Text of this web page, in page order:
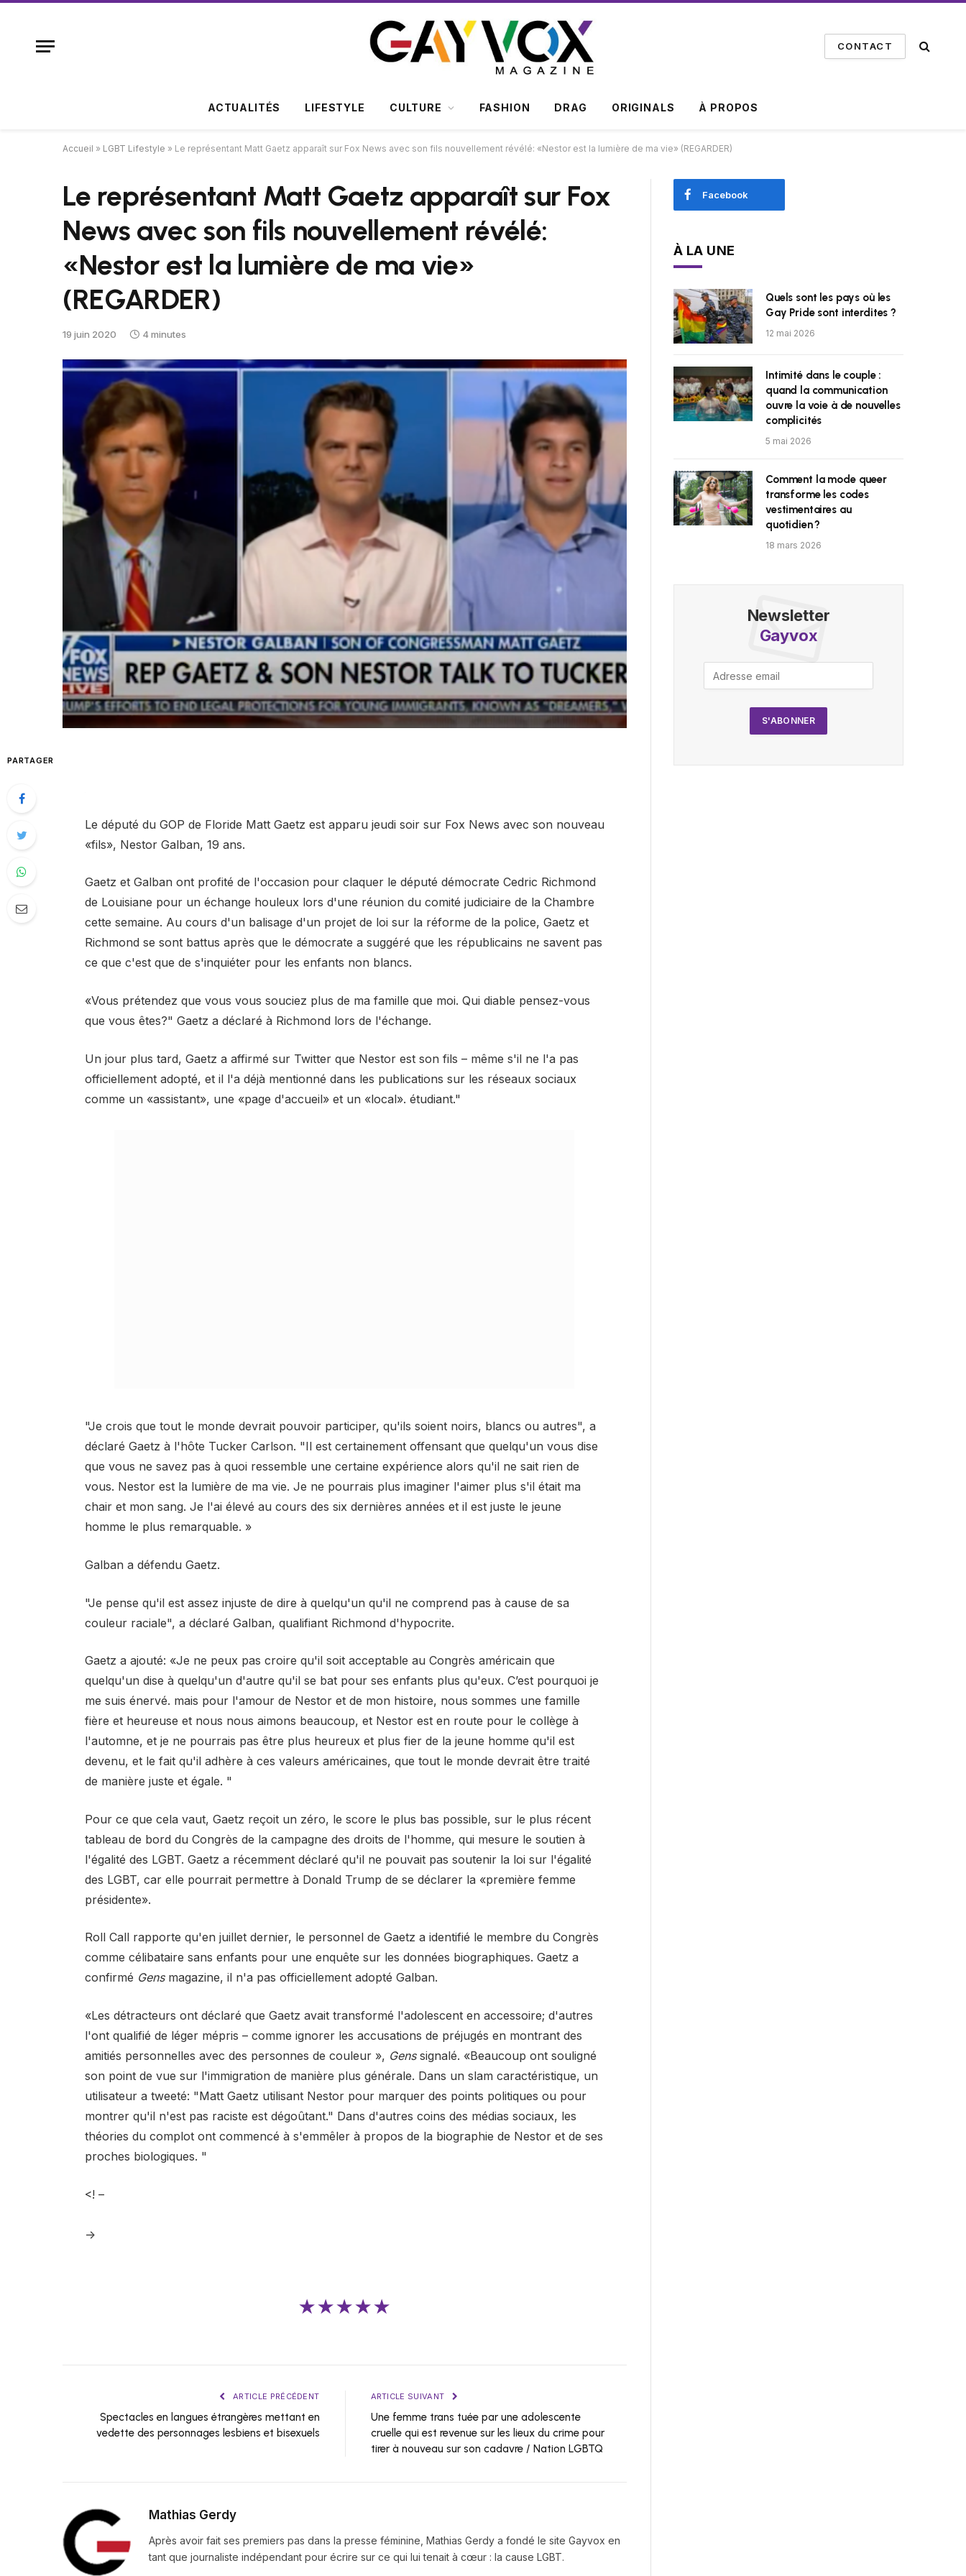
CONTACT
ACTUALITÉS LIFESTYLE CULTURE FASHION DRAG ORIGINALS À PROPOS
Accueil » LGBT Lifestyle » Le représentant Matt Gaetz apparaît sur Fox News avec son fils nouvellement révélé: «Nestor est la lumière de ma vie» (REGARDER)
Le représentant Matt Gaetz apparaît sur Fox
News avec son fils nouvellement révélé:
«Nestor est la lumière de ma vie»
(REGARDER)
19 juin 2020 4 minutes
PARTAGER
Le député du GOP de Floride Matt Gaetz est apparu jeudi soir sur Fox News avec son nouveau
«fils», Nestor Galban, 19 ans.
Gaetz et Galban ont profité de l'occasion pour claquer le député démocrate Cedric Richmond
de Louisiane pour un échange houleux lors d'une réunion du comité judiciaire de la Chambre
cette semaine. Au cours d'un balisage d'un projet de loi sur la réforme de la police, Gaetz et
Richmond se sont battus après que le démocrate a suggéré que les républicains ne savent pas
ce que c'est que de s'inquiéter pour les enfants non blancs.
«Vous prétendez que vous vous souciez plus de ma famille que moi. Qui diable pensez-vous
que vous êtes?" Gaetz a déclaré à Richmond lors de l'échange.
Un jour plus tard, Gaetz a affirmé sur Twitter que Nestor est son fils – même s'il ne l'a pas
officiellement adopté, et il l'a déjà mentionné dans les publications sur les réseaux sociaux
comme un «assistant», une «page d'accueil» et un «local». étudiant."
"Je crois que tout le monde devrait pouvoir participer, qu'ils soient noirs, blancs ou autres", a
déclaré Gaetz à l'hôte Tucker Carlson. "Il est certainement offensant que quelqu'un vous dise
que vous ne savez pas à quoi ressemble une certaine expérience alors qu'il ne sait rien de
vous. Nestor est la lumière de ma vie. Je ne pourrais plus imaginer l'aimer plus s'il était ma
chair et mon sang. Je l'ai élevé au cours des six dernières années et il est juste le jeune
homme le plus remarquable. »
Galban a défendu Gaetz.
"Je pense qu'il est assez injuste de dire à quelqu'un qu'il ne comprend pas à cause de sa
couleur raciale", a déclaré Galban, qualifiant Richmond d'hypocrite.
Gaetz a ajouté: «Je ne peux pas croire qu'il soit acceptable au Congrès américain que
quelqu'un dise à quelqu'un d'autre qu'il se bat pour ses enfants plus qu'eux. C’est pourquoi je
me suis énervé. mais pour l'amour de Nestor et de mon histoire, nous sommes une famille
fière et heureuse et nous nous aimons beaucoup, et Nestor est en route pour le collège à
l'automne, et je ne pourrais pas être plus heureux et plus fier de la jeune homme qu'il est
devenu, et le fait qu'il adhère à ces valeurs américaines, que tout le monde devrait être traité
de manière juste et égale. "
Pour ce que cela vaut, Gaetz reçoit un zéro, le score le plus bas possible, sur le plus récent
tableau de bord du Congrès de la campagne des droits de l'homme, qui mesure le soutien à
l'égalité des LGBT. Gaetz a récemment déclaré qu'il ne pouvait pas soutenir la loi sur l'égalité
des LGBT, car elle pourrait permettre à Donald Trump de se déclarer la «première femme
présidente».
Roll Call rapporte qu'en juillet dernier, le personnel de Gaetz a identifié le membre du Congrès
comme célibataire sans enfants pour une enquête sur les données biographiques. Gaetz a
confirmé Gensmagazine, il n'a pas officiellement adopté Galban.
«Les détracteurs ont déclaré que Gaetz avait transformé l'adolescent en accessoire; d'autres
l'ont qualifié de léger mépris – comme ignorer les accusations de préjugés en montrant des
amitiés personnelles avec des personnes de couleur », Genssignalé. «Beaucoup ont souligné
son point de vue sur l'immigration de manière plus générale. Dans un slam caractéristique, un
utilisateur a tweeté: "Matt Gaetz utilisant Nestor pour marquer des points politiques ou pour
montrer qu'il n'est pas raciste est dégoûtant." Dans d'autres coins des médias sociaux, les
théories du complot ont commencé à s'emmêler à propos de la biographie de Nestor et de ses
proches biologiques. "
<! –
->
★★★★★
ARTICLE PRÉCÉDENT
Spectacles en langues étrangères mettant en
vedette des personnages lesbiens et bisexuels
ARTICLE SUIVANT
Une femme trans tuée par une adolescente
cruelle qui est revenue sur les lieux du crime pour
tirer à nouveau sur son cadavre / Nation LGBTQ
Mathias Gerdy
Après avoir fait ses premiers pas dans la presse féminine, Mathias Gerdy a fondé le site Gayvox en
tant que journaliste indépendant pour écrire sur ce qui lui tenait à cœur : la cause LGBT.
Facebook
À LA UNE
Quels sont les pays où les
Gay Pride sont interdites ?
12 mai 2026
Intimité dans le couple :
quand la communication
ouvre la voie à de nouvelles
complicités
5 mai 2026
Comment la mode queer
transforme les codes
vestimentaires au
quotidien ?
18 mars 2026
Newsletter
Gayvox